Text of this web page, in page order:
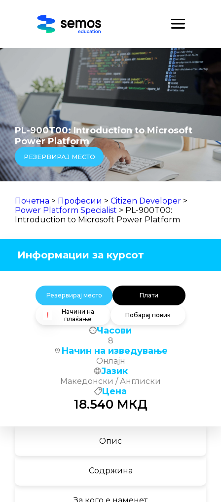
PL-900T00: Introduction to Microsoft
Power Platform
РЕЗЕРВИРАЈ МЕСТО
Почетна > Професии > Citizen Developer >
Power Platform Specialist > PL-900T00:
Introduction to Microsoft Power Platform
Опис
Содржина
Информации за курсот
Резервирај место Плати
Начини на
плаќање
Побарај повик
Часови
8
Начин на изведување
Онлајн
Јазик
Македонски / Англиски
Цена
18.540МКД